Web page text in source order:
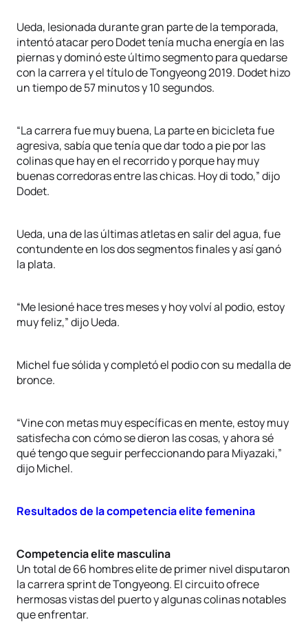
Ueda, lesionada durante gran parte de la temporada,
intentó atacar pero Dodet tenía mucha energía en las
piernas y dominó este último segmento para quedarse
con la carrera y el título de Tongyeong 2019. Dodet hizo
un tiempo de 57 minutos y 10 segundos.
“La carrera fue muy buena, La parte en bicicleta fue
agresiva, sabía que tenía que dar todo a pie por las
colinas que hay en el recorrido y porque hay muy
buenas corredoras entre las chicas. Hoy di todo,” dijo
Dodet.
Ueda, una de las últimas atletas en salir del agua, fue
contundente en los dos segmentos finales y así ganó
la plata.
“Me lesioné hace tres meses y hoy volví al podio, estoy
muy feliz,” dijo Ueda.
Michel fue sólida y completó el podio con su medalla de
bronce.
“Vine con metas muy específicas en mente, estoy muy
satisfecha con cómo se dieron las cosas, y ahora sé
qué tengo que seguir perfeccionando para Miyazaki,”
dijo Michel.
Resultados de la competencia elite femenina
Competencia elite masculina
Un total de 66 hombres elite de primer nivel disputaron
la carrera sprint de Tongyeong. El circuito ofrece
hermosas vistas del puerto y algunas colinas notables
que enfrentar.